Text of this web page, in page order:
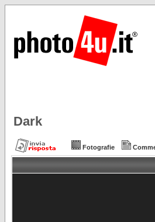
Dark
Fotografie